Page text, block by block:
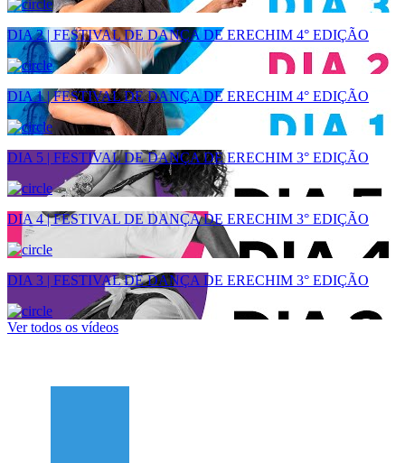
DIA 2 | FESTIVAL DE DANÇA DE ERECHIM 4° EDIÇÃO
DIA 1 | FESTIVAL DE DANÇA DE ERECHIM 4° EDIÇÃO
DIA 5 | FESTIVAL DE DANÇA DE ERECHIM 3° EDIÇÃO
DIA 4 | FESTIVAL DE DANÇA DE ERECHIM 3° EDIÇÃO
DIA 3 | FESTIVAL DE DANÇA DE ERECHIM 3° EDIÇÃO
Ver todos os vídeos